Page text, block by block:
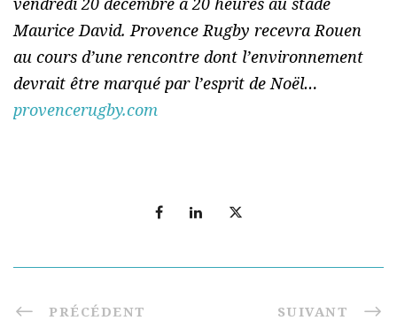
Maurice David. Provence Rugby recevra Rouen
au cours d’une rencontre dont l’environnement
devrait être marqué par l’esprit de Noël…
provencerugby.com
PRÉCÉDENT SUIVANT